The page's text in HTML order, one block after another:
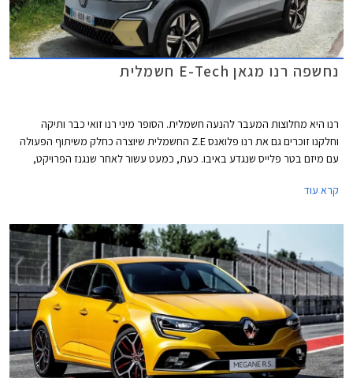
נחשפה רנו מגאן E-Tech חשמלית
רנו היא מחלוצות המעבר להנעה חשמלית. הסופר מיני רנו זואי כבר ותיקה
וחלקנו זוכרים גם את רנו פלואנס Z.E החשמלית שיוצרה כחלק משיתוף הפעולה
עם מיזם בטר פלייס שנגדע באיבו. כעת, כמעט עשור לאחר שנגנז הפרויקט,
מתייחסת לדגם החדש כמבשר המעבר ממכונית ככלי רכב למכונית כשירות
קרא עוד